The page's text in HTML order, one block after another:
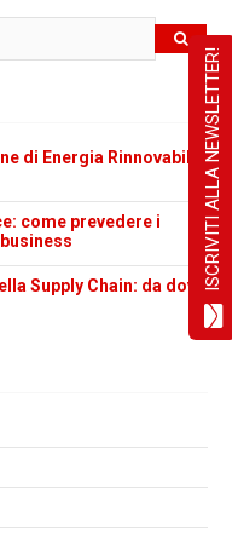
di Energia Rinnovabile
come prevedere i
Supply Chain: da dove ISCRIVITI ALLA NEWSLETTER!